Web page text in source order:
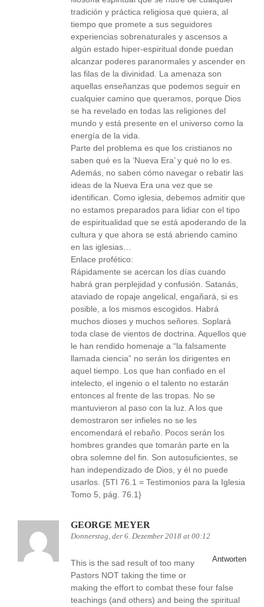
tradición y práctica religiosa que quiera, al
tiempo que promete a sus seguidores
experiencias sobrenaturales y ascensos a
algún estado hiper-espiritual donde puedan
alcanzar poderes paranormales y ascender en
las filas de la divinidad. La amenaza son
aquellas enseñanzas que podemos seguir en
cualquier camino que queramos, porque Dios
se ha revelado en todas las religiones del
mundo y está presente en el universo como la
energía de la vida.
Parte del problema es que los cristianos no
saben qué es la ‘Nueva Era’ y qué no lo es.
Además, no saben cómo navegar o rebatir las
ideas de la Nueva Era una vez que se
identifican. Como iglesia, debemos admitir que
no estamos preparados para lidiar con el tipo
de espiritualidad que se está apoderando de la
cultura y que ahora se está abriendo camino
en las iglesias…
Enlace profético:
Rápidamente se acercan los días cuando
habrá gran perplejidad y confusión. Satanás,
ataviado de ropaje angelical, engañará, si es
posible, a los mismos escogidos. Habrá
muchos dioses y muchos señores. Soplará
toda clase de vientos de doctrina. Aquellos que
le han rendido homenaje a “la falsamente
llamada ciencia” no serán los dirigentes en
aquel tiempo. Los que han confiado en el
intelecto, el ingenio o el talento no estarán
entonces al frente de las tropas. No se
mantuvieron al paso con la luz. A los que
demostraron ser infieles no se les
encomendará el rebaño. Pocos serán los
hombres grandes que tomarán parte en la
obra solemne del fin. Son autosuficientes, se
han independizado de Dios, y él no puede
usarlos. {5TI 76.1 = Testimonios para la Iglesia
Tomo 5, pág. 76.1}
GEORGE MEYER
Donnerstag, der 6. Dezember 2018 at 00:12
Antworten
This is the sad result of too many
Pastors NOT taking the time or
making the effort to combat these four false
teachings (and others) and being the spiritual